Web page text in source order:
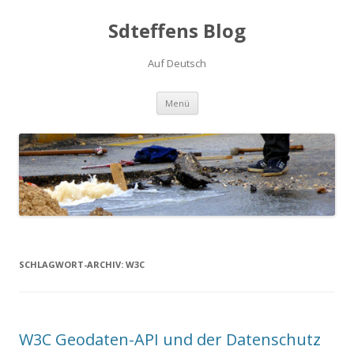
Sdteffens Blog
Auf Deutsch
Menü Zum Inhalt springen
SCHLAGWORT-ARCHIV: W3C
W3C Geodaten-API und der Datenschutz